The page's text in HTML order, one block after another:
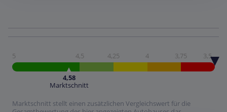
5 4,5 4,25 4 3,75 3,5
4,58
Marktschnitt
Marktschnitt stellt einen zusätzlichen Vergleichswert für die